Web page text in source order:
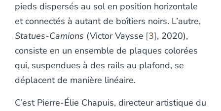
pieds dispersés au sol en position horizontale
et connectés à autant de boîtiers noirs. L’autre,
Statues-Camions (Victor Vaysse 3 , 2020),
consiste en un ensemble de plaques colorées
qui, suspendues à des rails au plafond, se
déplacent de manière linéaire.
C’est Pierre-Élie Chapuis, directeur artistique du